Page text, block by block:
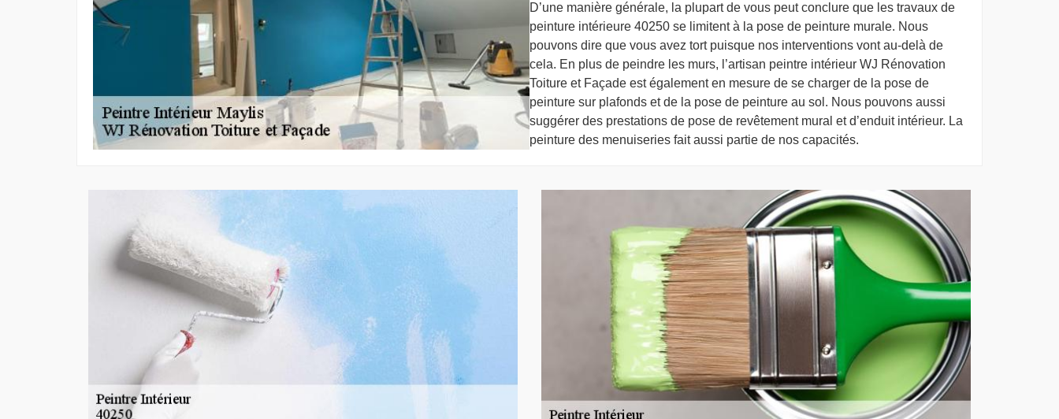
D’une manière générale, la plupart de vous peut conclure que les travaux de
peinture intérieure 40250 se limitent à la pose de peinture murale. Nous
pouvons dire que vous avez tort puisque nos interventions vont au-delà de
cela. En plus de peindre les murs, l’artisan peintre intérieur WJ Rénovation
Toiture et Façade est également en mesure de se charger de la pose de
peinture sur plafonds et de la pose de peinture au sol. Nous pouvons aussi
suggérer des prestations de pose de revêtement mural et d’enduit intérieur. La
peinture des menuiseries fait aussi partie de nos capacités.